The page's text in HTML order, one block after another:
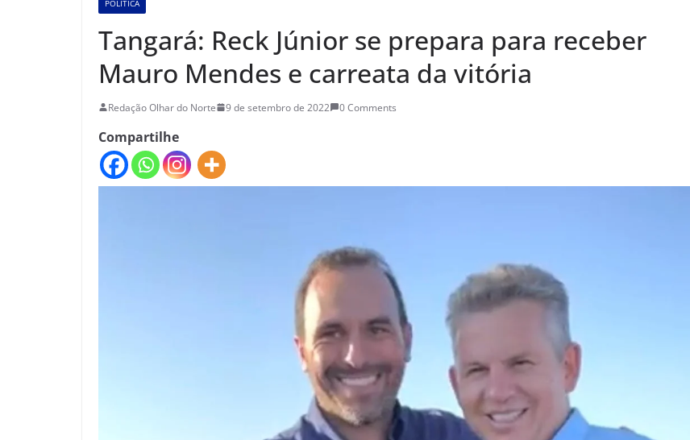
POLÍTICA
Tangará: Reck Júnior se prepara para receber
Mauro Mendes e carreata da vitória
Redação Olhar do Norte 9 de setembro de 2022 0 Comments
Compartilhe